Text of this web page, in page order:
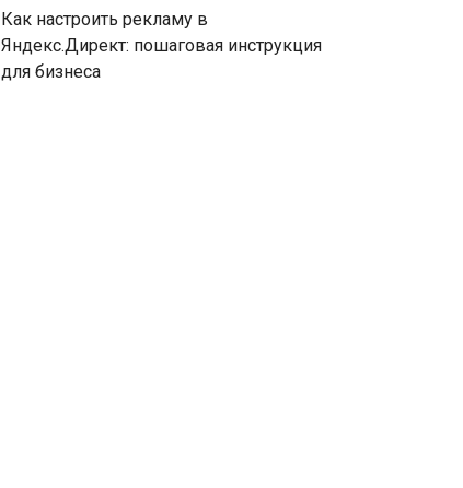
Как настроить рекламу в
Яндекс.Директ: пошаговая инструкция
для бизнеса